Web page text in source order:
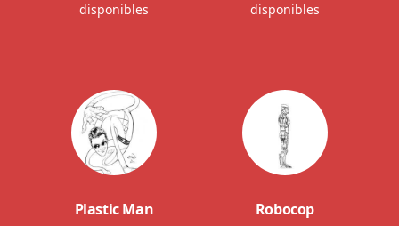
disponibles
disponibles
Plastic Man Robocop